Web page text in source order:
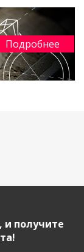
Подробнее
и получите